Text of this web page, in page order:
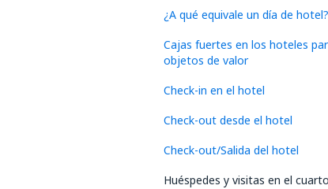
¿A qué equivale un día de hotel?
Cajas fuertes en los hoteles
objetos de valor
Check-in en el hotel
Check-out desde el hotel
Check-out/Salida del hotel
Huéspedes y visitas en el cuarto